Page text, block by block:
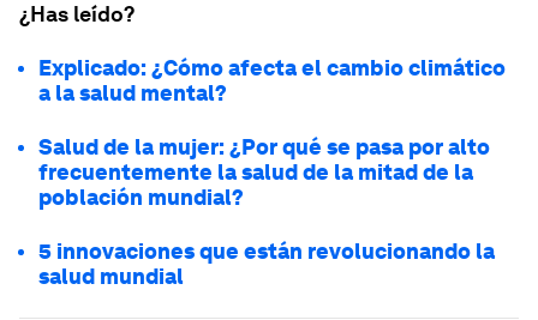
¿Has leído?
Explicado: ¿Cómo afecta el cambio climático
a la salud mental?
Salud de la mujer: ¿Por qué se pasa por alto
frecuentemente la salud de la mitad de la
población mundial?
5 innovaciones que están revolucionando la
salud mundial